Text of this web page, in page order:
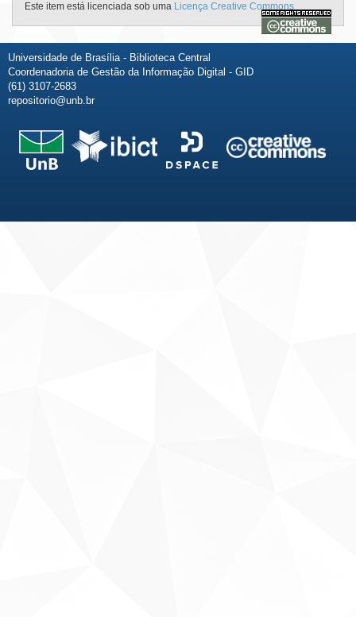
Este item está licenciada sob uma Licença Creative Commons
Universidade de Brasília - Biblioteca Central
Coordenadoria de Gestão da Informação Digital - GID
(61) 3107-2683
repositorio@unb.br